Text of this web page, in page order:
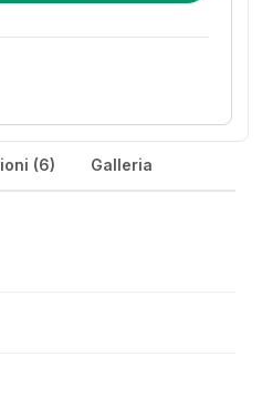
(6) Galleria